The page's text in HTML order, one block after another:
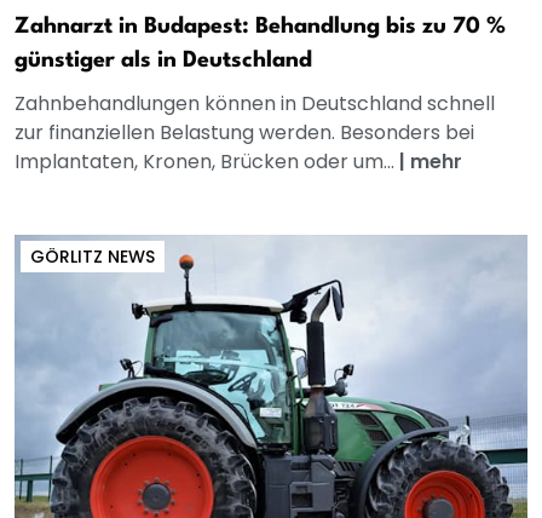
Zahnarzt in Budapest: Behandlung bis zu 70 %
günstiger als in Deutschland
Zahnbehandlungen können in Deutschland schnell
zur finanziellen Belastung werden. Besonders bei
Implantaten, Kronen, Brücken oder um... | mehr
GÖRLITZ NEWS